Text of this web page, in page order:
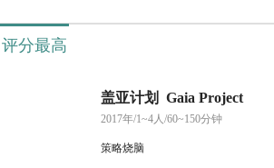
评分最高
盖亚计划 Gaia Project
2017年/1~4人/60~150分钟
策略烧脑